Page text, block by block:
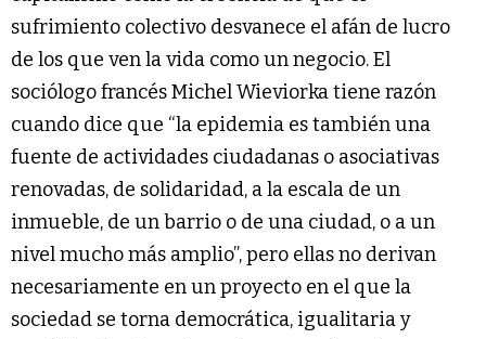
sufrimiento colectivo desvanece el afán de lucro
de los que ven la vida como un negocio. El
sociólogo francés Michel Wieviorka tiene razón
cuando dice que “la epidemia es también una
fuente de actividades ciudadanas o asociativas
renovadas, de solidaridad, a la escala de un
inmueble, de un barrio o de una ciudad, o a un
nivel mucho más amplio”, pero ellas no derivan
necesariamente en un proyecto en el que la
sociedad se torna democrática, igualitaria y